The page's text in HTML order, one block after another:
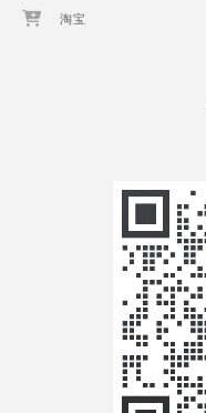
淘宝